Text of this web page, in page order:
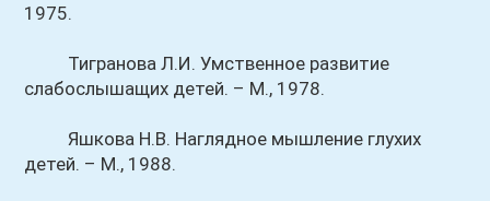
1975.
Тигранова Л.И. Умственное развитие
слабослышащих детей. – М., 1978.
Яшкова Н.В. Наглядное мышление глухих
детей. – М., 1988.